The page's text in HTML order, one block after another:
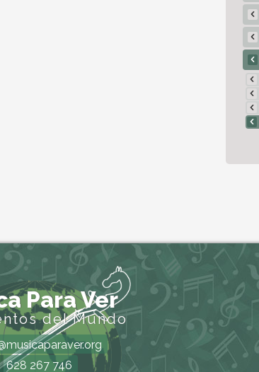
Para Ver
del Mundo
628 267 746